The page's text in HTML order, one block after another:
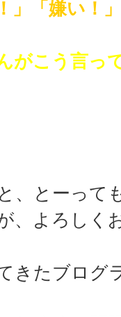
」「嫌い！
がこう言っ
、とーって
、よろしく
きたブログ